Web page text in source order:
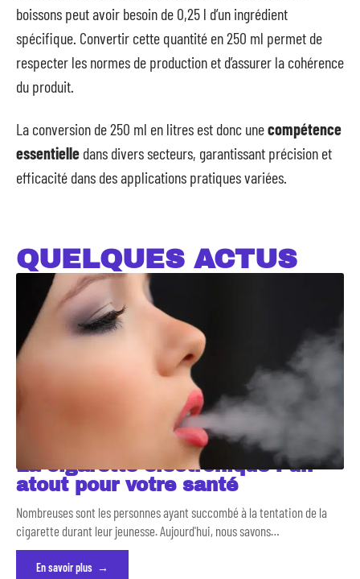
boissons peut avoir besoin de 0,25 l d’un ingrédient
spécifique. Convertir cette quantité en 250 ml permet de
respecter les normes de production et d’assurer la cohérence
du produit.
La conversion de 250 ml en litres est donc unecompétence
essentielle dans divers secteurs, garantissant précision et
efficacité dans des applications pratiques variées.
QUELQUES ACTUS
La cigarette électronique : un
atout pour votre santé
Nombreuses sont les personnes ayant succombé à la tentation de la
cigarette durant leur jeunesse. Aujourd'hui, nous savons…
En savoir plus